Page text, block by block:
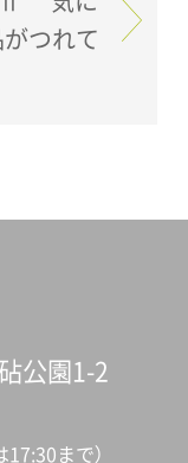
つれて
公園1-2
17:30まで）